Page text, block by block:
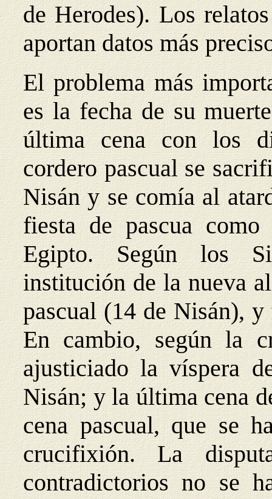
de Herodes). Los
aportan datos más
El problema más
es la fecha de su
última cena con los
cordero pascual se
Nisán y se comía al
fiesta de pascua
Egipto. Según los
institución de la nueva
pascual (14 de Nisán),
En cambio, según la
ajusticiado la víspera
Nisán; y la última cena
cena pascual, que se
crucifixión. La
contradictorios no se